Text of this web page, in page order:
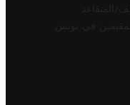
المتقاعد
في تونس